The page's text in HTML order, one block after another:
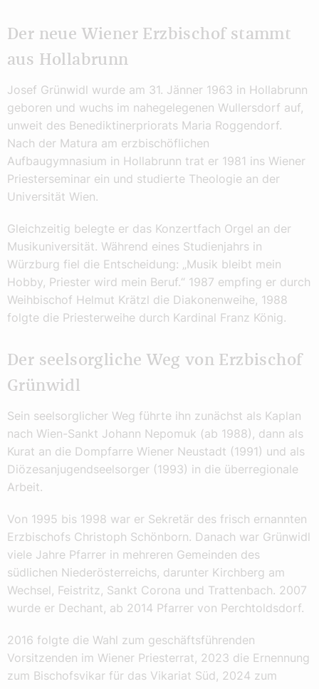
Der neue Wiener Erzbischof stammt
aus Hollabrunn
Josef Grünwidl wurde am 31. Jänner 1963 in Hollabrunn
geboren und wuchs im nahegelegenen Wullersdorf auf,
unweit des Benediktinerpriorats Maria Roggendorf.
Nach der Matura am erzbischöflichen
Aufbaugymnasium in Hollabrunn trat er 1981 ins Wiener
Priesterseminar ein und studierte Theologie an der
Universität Wien.
Gleichzeitig belegte er das Konzertfach Orgel an der
Musikuniversität. Während eines Studienjahrs in
Würzburg fiel die Entscheidung: „Musik bleibt mein
Hobby, Priester wird mein Beruf.“ 1987 empfing er durch
Weihbischof Helmut Krätzl die Diakonenweihe, 1988
folgte die Priesterweihe durch Kardinal Franz König.
Der seelsorgliche Weg von Erzbischof
Grünwidl
Sein seelsorglicher Weg führte ihn zunächst als Kaplan
nach Wien-Sankt Johann Nepomuk (ab 1988), dann als
Kurat an die Dompfarre Wiener Neustadt (1991) und als
Diözesanjugendseelsorger (1993) in die überregionale
Arbeit.
Von 1995 bis 1998 war er Sekretär des frisch ernannten
Erzbischofs Christoph Schönborn. Danach war Grünwidl
viele Jahre Pfarrer in mehreren Gemeinden des
südlichen Niederösterreichs, darunter Kirchberg am
Wechsel, Feistritz, Sankt Corona und Trattenbach. 2007
wurde er Dechant, ab 2014 Pfarrer von Perchtoldsdorf.
2016 folgte die Wahl zum geschäftsführenden
Vorsitzenden im Wiener Priesterrat, 2023 die Ernennung
zum Bischofsvikar für das Vikariat Süd, 2024 zum